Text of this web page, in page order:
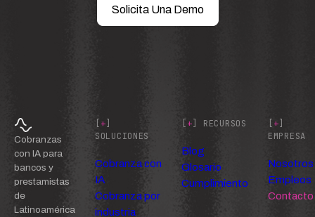
Solicita Una Demo
Cobranzas
con IA para
bancos y
prestamistas
de
Latinoamérica
[+]
SOLUCIONES
Cobranza con
IA
Cobranza por
industria
[+] RECURSOS
Blog
Glosario
Cumplimiento
[+]
EMPRESA
Nosotros
Empleos
Contacto